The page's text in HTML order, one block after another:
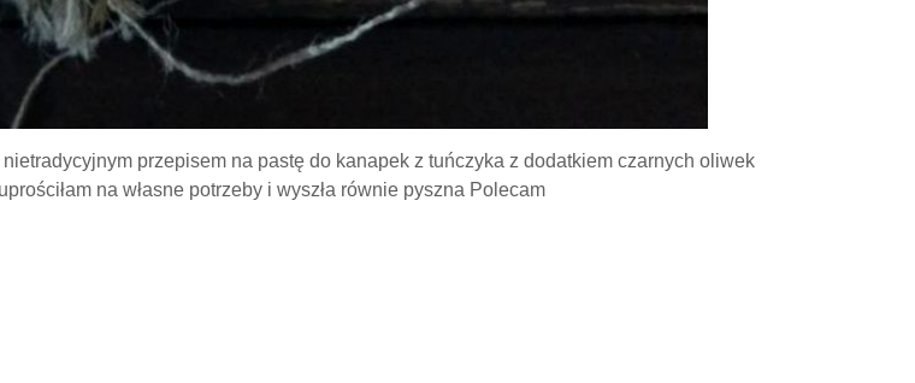
przepisem na pastę do kanapek z tuńczyka z dodatkiem czarnych oliwek
na własne potrzeby i wyszła równie pyszna Polecam